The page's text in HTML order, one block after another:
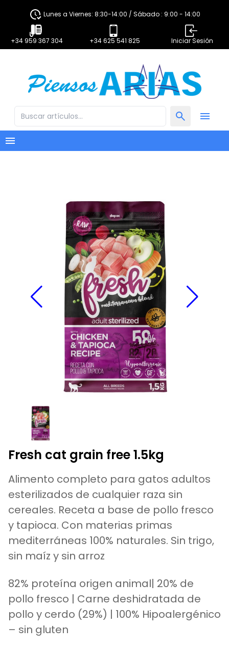
Lunes a Viernes: 8:30-14:00 / Sábado : 9:00 - 14:00
+34 959 367 304 +34 625 541 825 Iniciar Sesión
Fresh cat grain free 1.5kg
Alimento completo para gatos adultos
esterilizados de cualquier raza sin
cereales. Receta a base de pollo fresco
y tapioca. Con materias primas
mediterráneas 100% naturales. Sin trigo,
sin maíz y sin arroz
82% proteína origen animal| 20% de
pollo fresco | Carne deshidratada de
pollo y cerdo (29%) | 100% Hipoalergénico
– sin gluten